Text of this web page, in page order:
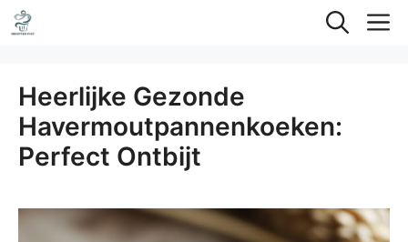
Ga
naar
inhoud
Heerlijke Gezonde
Havermoutpannenkoeken:
Perfect Ontbijt